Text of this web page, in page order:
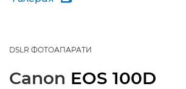
DSLR ФОТОАПАРАТИ
Canon EOS 100D